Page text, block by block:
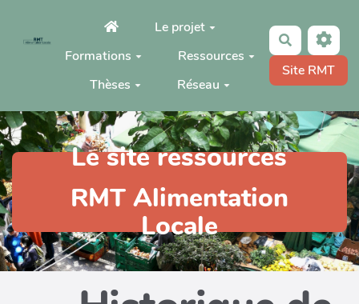
Aller au contenu principalLe projet
Formations
Ressources
Thèses
Réseau
Rechercher
Site RMT
Le site ressources
RMT Alimentation
Locale